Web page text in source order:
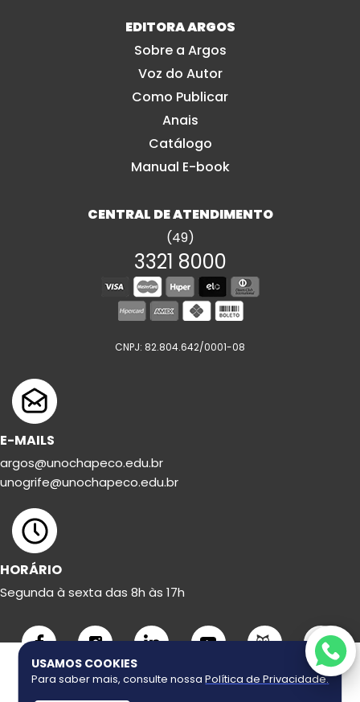
USAMOS COOKIES
Para saber mais, consulte nossaPolítica de Privacidade.
EDITORA ARGOS
Sobre a Argos
Voz do Autor
Como Publicar
Anais
Catálogo
Manual E-book
CENTRAL DE ATENDIMENTO
(49)
3321 8000
CNPJ: 82.804.642/0001-08
E-MAILS
argos@unochapeco.edu.br
unogrife@unochapeco.edu.br
HORÁRIO
Segunda à sexta das 8h às 17h
Copyright ©2026Uno Grife. Todos os direitos reservados.